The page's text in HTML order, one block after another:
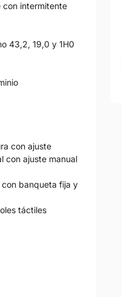
con intermitente
43,2, 19,0 y 1H0
con ajuste
con ajuste manual
banqueta fija y
táctiles